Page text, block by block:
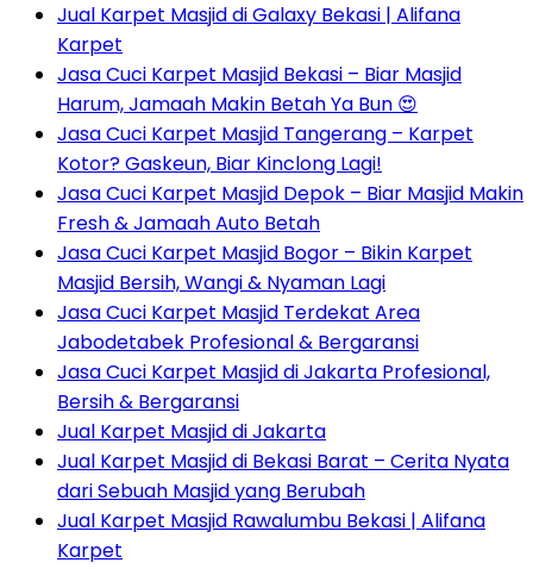
Jual Karpet Masjid di Galaxy Bekasi | Alifana
Karpet
Jasa Cuci Karpet Masjid Bekasi – Biar Masjid
Harum, Jamaah Makin Betah Ya Bun 😍
Jasa Cuci Karpet Masjid Tangerang – Karpet
Kotor? Gaskeun, Biar Kinclong Lagi!
Jasa Cuci Karpet Masjid Depok – Biar Masjid Makin
Fresh & Jamaah Auto Betah
Jasa Cuci Karpet Masjid Bogor – Bikin Karpet
Masjid Bersih, Wangi & Nyaman Lagi
Jasa Cuci Karpet Masjid Terdekat Area
Jabodetabek Profesional & Bergaransi
Jasa Cuci Karpet Masjid di Jakarta Profesional,
Bersih & Bergaransi
Jual Karpet Masjid di Jakarta
Jual Karpet Masjid di Bekasi Barat – Cerita Nyata
dari Sebuah Masjid yang Berubah
Jual Karpet Masjid Rawalumbu Bekasi | Alifana
Karpet